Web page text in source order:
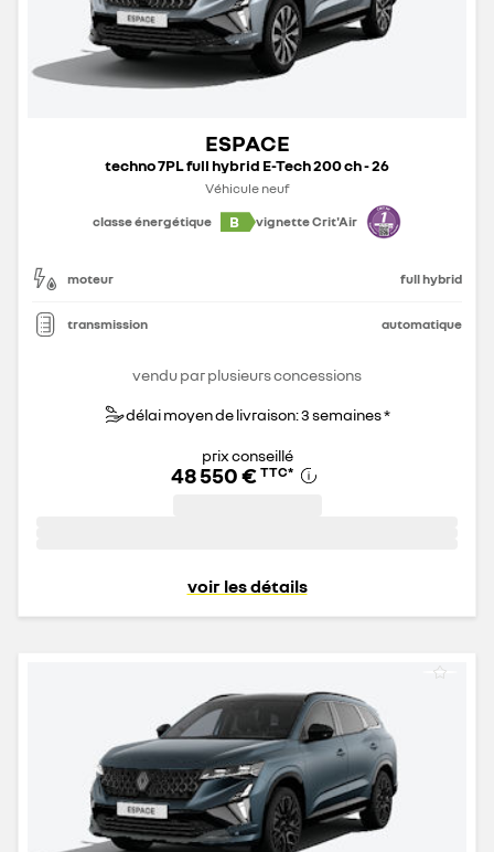
ESPACE
techno 7PL full hybrid E-Tech 200 ch - 26
Véhicule neuf
classe énergétique
B vignette Crit'Air
moteur full hybrid
transmission automatique
vendu par plusieurs concessions
délai moyen de livraison: 3 semaines *
prix conseillé
48 550 € TTC*
voir les détails